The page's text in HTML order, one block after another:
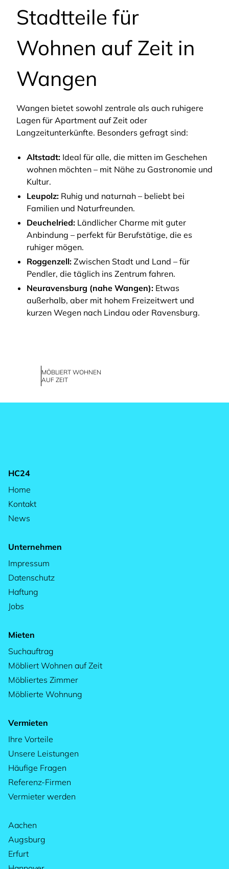
Stadtteile für
Wohnen auf Zeit in
Wangen
Wangen bietet sowohl zentrale als auch ruhigere
Lagen für Apartment auf Zeit oder
Langzeitunterkünfte. Besonders gefragt sind:
Altstadt: Ideal für alle, die mitten im Geschehen
wohnen möchten – mit Nähe zu Gastronomie und
Kultur.
Leupolz: Ruhig und naturnah – beliebt bei
Familien und Naturfreunden.
Deuchelried: Ländlicher Charme mit guter
Anbindung – perfekt für Berufstätige, die es
ruhiger mögen.
Roggenzell: Zwischen Stadt und Land – für
Pendler, die täglich ins Zentrum fahren.
Neuravensburg (nahe Wangen): Etwas
außerhalb, aber mit hohem Freizeitwert und
kurzen Wegen nach Lindau oder Ravensburg.
MÖBLIERT WOHNEN
AUF ZEIT
HC24
Home
Kontakt
News
Unternehmen
Impressum
Datenschutz
Haftung
Jobs
Mieten
Suchauftrag
Möbliert Wohnen auf Zeit
Möbliertes Zimmer
Möblierte Wohnung
Vermieten
Ihre Vorteile
Unsere Leistungen
Häufige Fragen
Referenz-Firmen
Vermieter werden
Aachen
Augsburg
Erfurt